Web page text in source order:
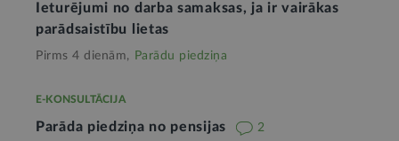
Ieturējumi no darba samaksas, ja ir vairākas
parādsaistību lietas
Pirms 4 dienām, Parādu piedziņa
E-KONSULTĀCIJA
Parāda piedziņa no pensijas 2